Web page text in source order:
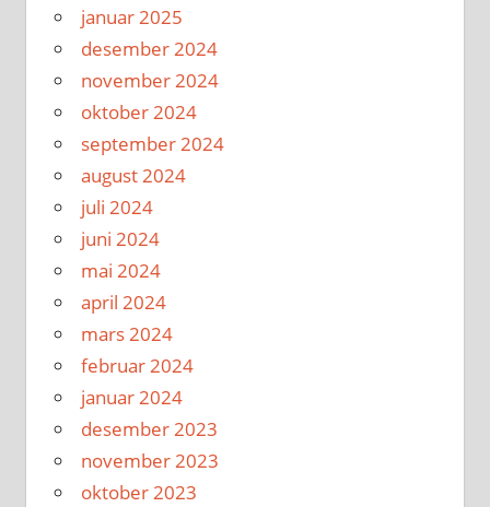
januar 2025
desember 2024
november 2024
oktober 2024
september 2024
august 2024
juli 2024
juni 2024
mai 2024
april 2024
mars 2024
februar 2024
januar 2024
desember 2023
november 2023
oktober 2023